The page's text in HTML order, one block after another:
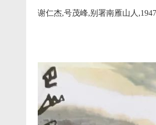
谢仁杰,号茂峰,别署南雁山人